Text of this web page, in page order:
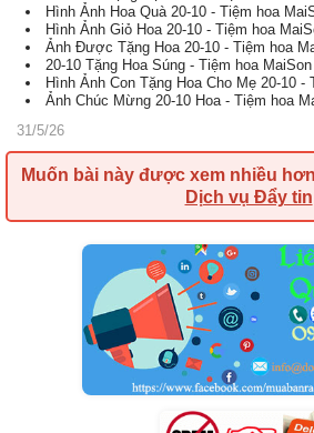
Hình Ảnh Hoa Quà 20-10 - Tiệm hoa
Hình Ảnh Giỏ Hoa 20-10 - Tiệm hoa
Ảnh Được Tặng Hoa 20-10 - Tiệm hoa
20-10 Tặng Hoa Súng - Tiệm hoa MaiSon
Hình Ảnh Con Tặng Hoa Cho Mẹ 20-10 -
Ảnh Chúc Mừng 20-10 Hoa - Tiệm hoa
31/5/26
Muốn bài này được xem nhiều
Dịch vụ Đẩy tin